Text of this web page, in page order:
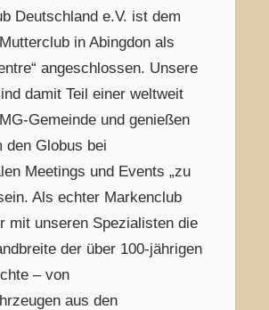
Deutschland e.V. ist dem
in Abingdon als
angeschlossen. Unsere
damit Teil einer weltweit
Gemeinde und genießen
den Globus bei
Meetings und Events „zu
Als echter Markenclub
mit unseren Spezialisten die
der über 100-jährigen
– von
aus den